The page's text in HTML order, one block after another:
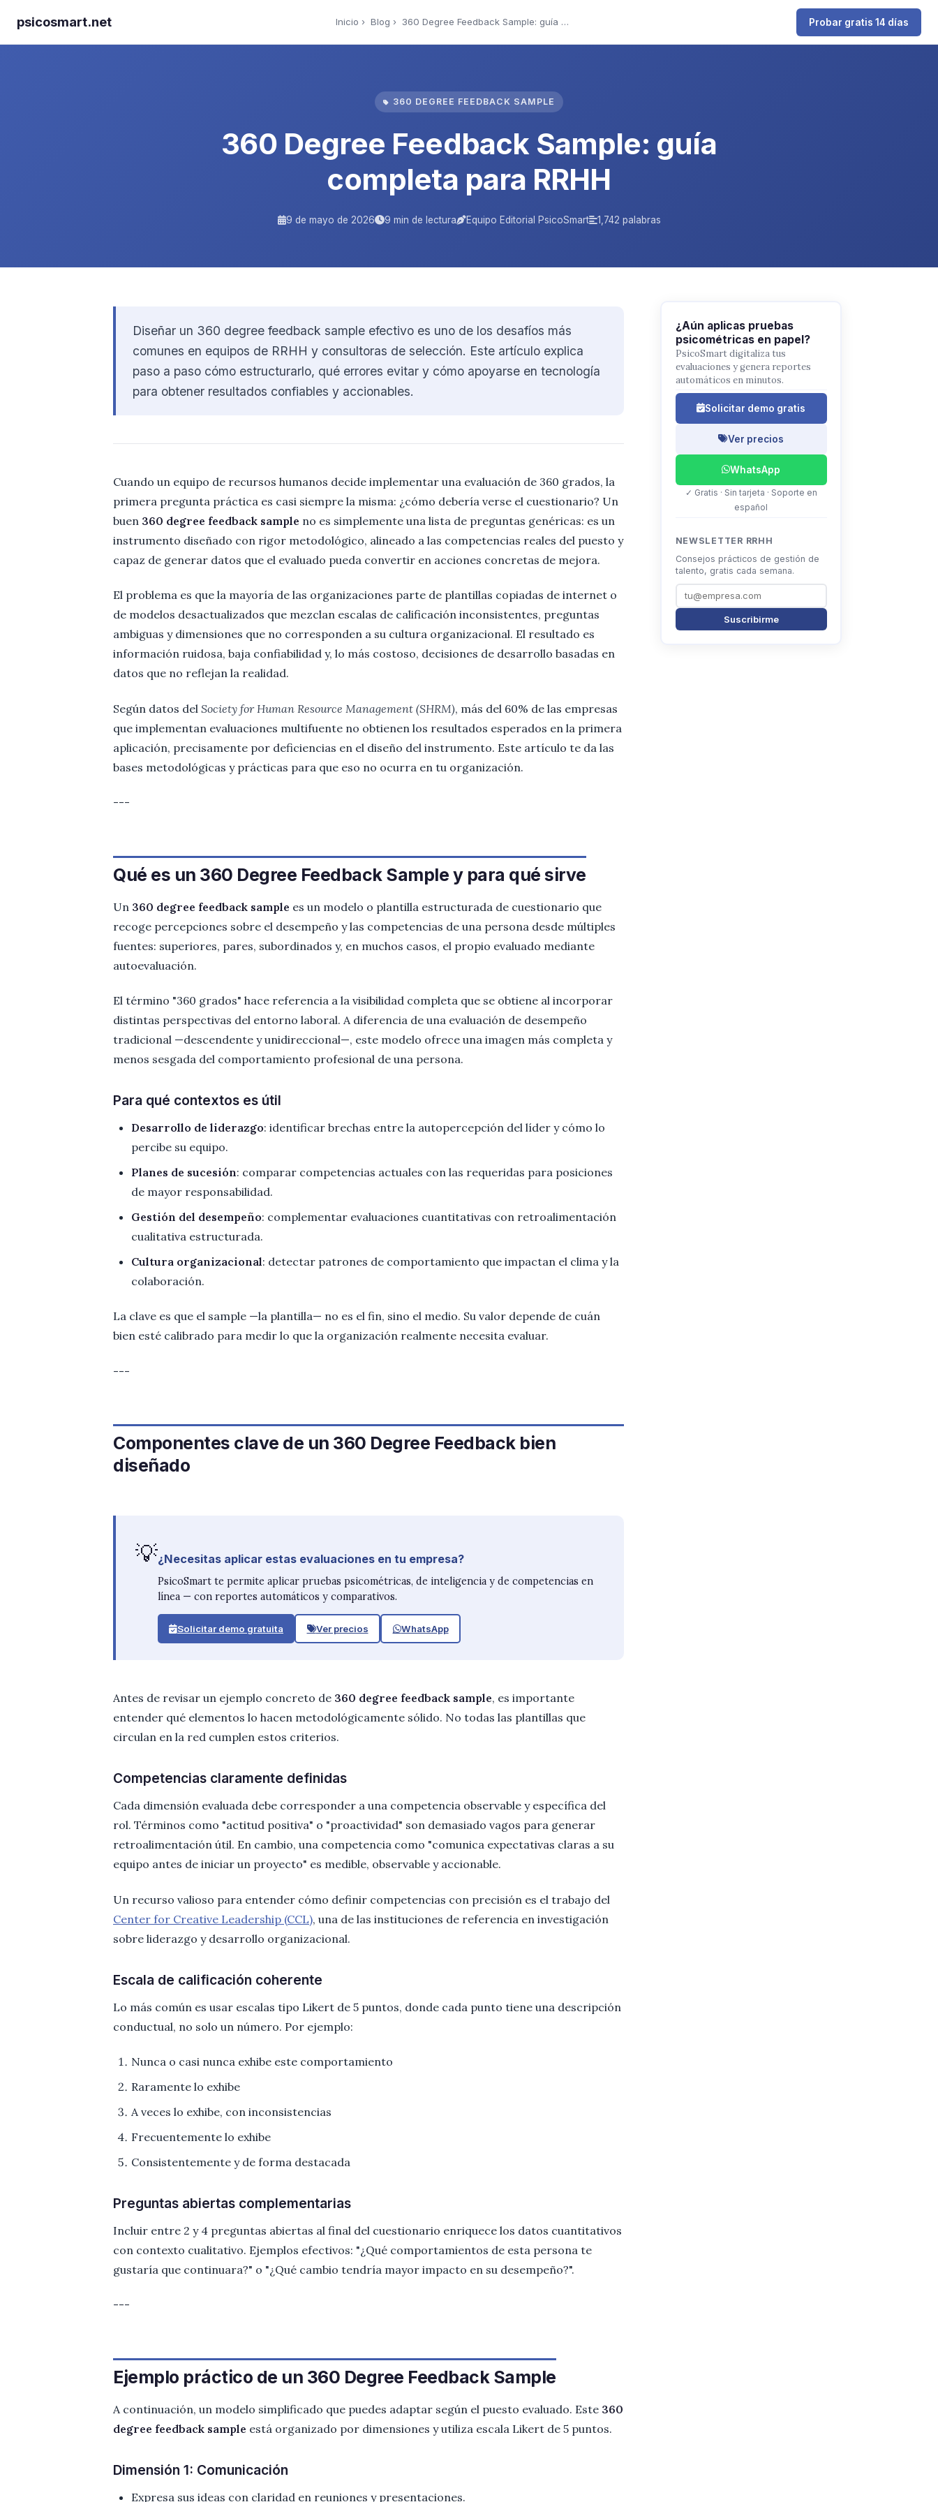
psicosmart.net Inicio › Blog › 360 Degree Feedback Sample: guía completa … Probar gratis 14 días
360 DEGREE FEEDBACK SAMPLE
360 Degree Feedback Sample: guía
completa para RRHH
9 de mayo de 2026 9 min de lectura Equipo Editorial PsicoSmart 1,742 palabras
Diseñar un 360 degree feedback sample efectivo es uno de los desafíos más
comunes en equipos de RRHH y consultoras de selección. Este artículo explica
paso a paso cómo estructurarlo, qué errores evitar y cómo apoyarse en tecnología
para obtener resultados confiables y accionables.
Cuando un equipo de recursos humanos decide implementar una evaluación de 360 grados, la
primera pregunta práctica es casi siempre la misma: ¿cómo debería verse el cuestionario? Un
buen 360 degree feedback sample no es simplemente una lista de preguntas genéricas: es un
instrumento diseñado con rigor metodológico, alineado a las competencias reales del puesto y
capaz de generar datos que el evaluado pueda convertir en acciones concretas de mejora.
El problema es que la mayoría de las organizaciones parte de plantillas copiadas de internet o
de modelos desactualizados que mezclan escalas de calificación inconsistentes, preguntas
ambiguas y dimensiones que no corresponden a su cultura organizacional. El resultado es
información ruidosa, baja confiabilidad y, lo más costoso, decisiones de desarrollo basadas en
datos que no reflejan la realidad.
Según datos del Society for Human Resource Management (SHRM), más del 60% de las empresas
que implementan evaluaciones multifuente no obtienen los resultados esperados en la primera
aplicación, precisamente por deficiencias en el diseño del instrumento. Este artículo te da las
bases metodológicas y prácticas para que eso no ocurra en tu organización.
---
Qué es un 360 Degree Feedback Sample y para qué sirve
Un 360 degree feedback sample es un modelo o plantilla estructurada de cuestionario que
recoge percepciones sobre el desempeño y las competencias de una persona desde múltiples
fuentes: superiores, pares, subordinados y, en muchos casos, el propio evaluado mediante
autoevaluación.
El término "360 grados" hace referencia a la visibilidad completa que se obtiene al incorporar
distintas perspectivas del entorno laboral. A diferencia de una evaluación de desempeño
tradicional —descendente y unidireccional—, este modelo ofrece una imagen más completa y
menos sesgada del comportamiento profesional de una persona.
Para qué contextos es útil
Desarrollo de liderazgo: identificar brechas entre la autopercepción del líder y cómo lo
percibe su equipo.
Planes de sucesión: comparar competencias actuales con las requeridas para posiciones
de mayor responsabilidad.
Gestión del desempeño: complementar evaluaciones cuantitativas con retroalimentación
cualitativa estructurada.
Cultura organizacional: detectar patrones de comportamiento que impactan el clima y la
colaboración.
La clave es que el sample —la plantilla— no es el fin, sino el medio. Su valor depende de cuán
bien esté calibrado para medir lo que la organización realmente necesita evaluar.
---
Componentes clave de un 360 Degree Feedback bien
diseñado
💡¿Necesitas aplicar estas evaluaciones en tu empresa?
PsicoSmart te permite aplicar pruebas psicométricas, de inteligencia y de competencias en
línea — con reportes automáticos y comparativos.
Solicitar demo gratuita Ver precios WhatsApp
Antes de revisar un ejemplo concreto de 360 degree feedback sample, es importante
entender qué elementos lo hacen metodológicamente sólido. No todas las plantillas que
circulan en la red cumplen estos criterios.
Competencias claramente definidas
Cada dimensión evaluada debe corresponder a una competencia observable y específica del
rol. Términos como "actitud positiva" o "proactividad" son demasiado vagos para generar
retroalimentación útil. En cambio, una competencia como "comunica expectativas claras a su
equipo antes de iniciar un proyecto" es medible, observable y accionable.
Un recurso valioso para entender cómo definir competencias con precisión es el trabajo del
Center for Creative Leadership (CCL), una de las instituciones de referencia en investigación
sobre liderazgo y desarrollo organizacional.
Escala de calificación coherente
Lo más común es usar escalas tipo Likert de 5 puntos, donde cada punto tiene una descripción
conductual, no solo un número. Por ejemplo:
Nunca o casi nunca exhibe este comportamiento
Raramente lo exhibe
A veces lo exhibe, con inconsistencias
Frecuentemente lo exhibe
Consistentemente y de forma destacada
Preguntas abiertas complementarias
Incluir entre 2 y 4 preguntas abiertas al final del cuestionario enriquece los datos cuantitativos
con contexto cualitativo. Ejemplos efectivos: "¿Qué comportamientos de esta persona te
gustaría que continuara?" o "¿Qué cambio tendría mayor impacto en su desempeño?".
---
Ejemplo práctico de un 360 Degree Feedback Sample
A continuación, un modelo simplificado que puedes adaptar según el puesto evaluado. Este 360
degree feedback sample está organizado por dimensiones y utiliza escala Likert de 5 puntos.
Dimensión 1: Comunicación
Expresa sus ideas con claridad en reuniones y presentaciones.
¿Aún aplicas pruebas
psicométricas en papel?
PsicoSmart digitaliza tus
evaluaciones y genera reportes
automáticos en minutos.
Solicitar demo gratis
Ver precios
WhatsApp
✓ Gratis · Sin tarjeta · Soporte en
español
NEWSLETTER RRHH
Consejos prácticos de gestión de
talento, gratis cada semana.
Suscribirme